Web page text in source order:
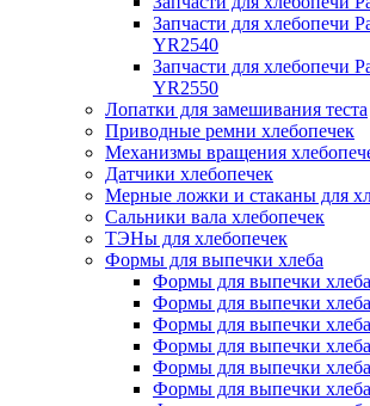
Запчасти для хлебопечи
YR2540
Запчасти для хлебопечи
YR2550
Лопатки для замешивания теста
Приводные ремни хлебопечек
Механизмы вращения
Датчики хлебопечек
Мерные ложки и стаканы для
Сальники вала хлебопечек
ТЭНы для хлебопечек
Формы для выпечки хлеба
Формы для выпечки
Формы для выпечки
Формы для выпечки
Формы для выпечки
Формы для выпечки
Формы для выпечки